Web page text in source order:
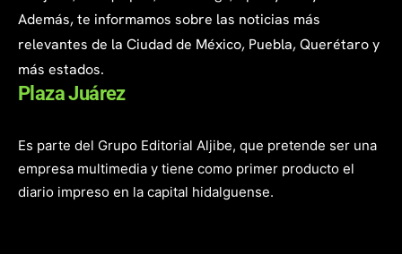
Además, te informamos sobre las noticias más
relevantes de la Ciudad de México, Puebla, Querétaro y
más estados.
Plaza Juárez
Es parte del Grupo Editorial Aljibe, que pretende ser una
empresa multimedia y tiene como primer producto el
diario impreso en la capital hidalguense.